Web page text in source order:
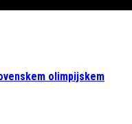
olimpijskem